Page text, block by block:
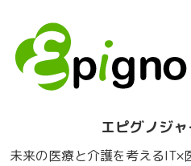
エピグノジ
未来の医療と介護を考えるIT×